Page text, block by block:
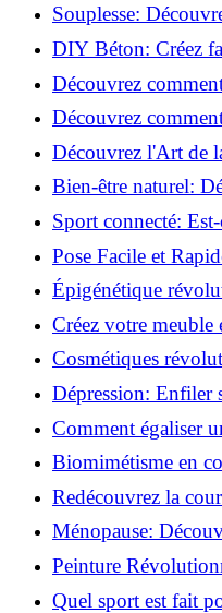
Souplesse:
votre performance
DIY Béton: Créez
tendance!
Découvrez
Astuces et secrets
Découvrez
toujours possible!
Découvrez l'Art de
Incontournables
Bien-être naturel:
vie saine!
Sport connecté:
pour vous?
Pose Facile et
Monter des
Épigénétique
pour transformer
Créez votre meuble
pour débutants!
Cosmétiques
comment les
beauté!
Dépression: Enfiler
solution!
Comment égaliser
infaillibles pour
Biomimétisme en
la nature inspire
Redécouvrez la
pour reprendre!
Ménopause:
les bouffées de
Peinture
Deux Couleurs Sur
Quel sport est fait